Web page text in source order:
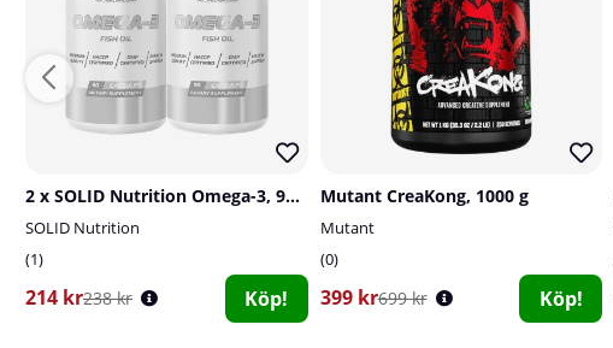
2 x SOLID Nutrition Omega-3, 90 caps
SOLID Nutrition
1
214 kr238 kr Köp!
Mutant CreaKong, 1000 g
Mutant
0
399 kr699 kr Köp!